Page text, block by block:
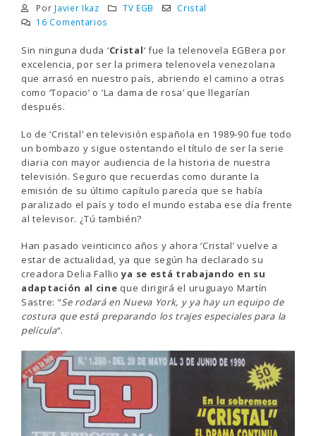
Por Javier Ikaz TV EGB
Cristal
16 Comentarios
Sin ninguna duda ‘Cristal‘ fue la telenovela EGBera por
excelencia, por ser la primera telenovela venezolana
que arrasó en nuestro país, abriendo el camino a otras
como ‘Topacio’ o ‘La dama de rosa’ que llegarían
después.
Lo de ‘Cristal’ en televisión española en 1989-90 fue todo
un bombazo y sigue ostentando el título de ser la serie
diaria con mayor audiencia de la historia de nuestra
televisión. Seguro que recuerdas como durante la
emisión de su último capítulo parecía que se había
paralizado el país y todo el mundo estaba ese día frente
al televisor. ¿Tú también?
Han pasado veinticinco años y ahora ‘Cristal’ vuelve a
estar de actualidad, ya que según ha declarado su
creadora Delia Fallioya se está trabajando en su
adaptación al cine que dirigirá el uruguayo Martín
Sastre: “Se rodará en Nueva York, y ya hay un equipo de
costura que está preparando los trajes especiales para la
película“.